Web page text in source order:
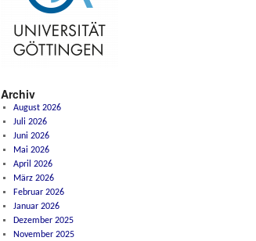
Archiv
August 2026
Juli 2026
Juni 2026
Mai 2026
April 2026
März 2026
Februar 2026
Januar 2026
Dezember 2025
November 2025